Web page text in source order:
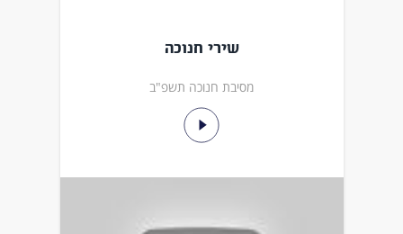
שירי חנוכה
מסיבת חנוכה תשפ"ב